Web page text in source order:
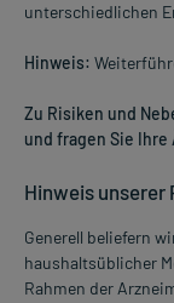
unterschiedlichen
Hinweis:
Zu Risiken und
und fragen Sie
Hinweis unserer
Generell beliefern
haushaltsüblicher
Rahmen der